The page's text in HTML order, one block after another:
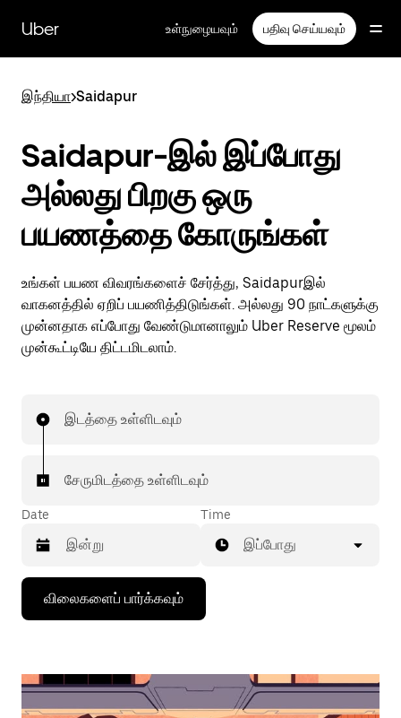
பக்கத்திற்குச்
செல்லவும்
Uber உள்நுழையவும் பதிவு செய்யவும்
இந்தியா>Saidapur
Saidapur-இல் இப்போது
அல்லது பிறகு ஒரு
பயணத்தை கோருங்கள்
உங்கள் பயண விவரங்களைச் சேர்த்து, Saidapurஇல்
வாகனத்தில் ஏறிப் பயணித்திடுங்கள். அல்லது 90 நாட்களுக்கு
முன்னதாக எப்போது வேண்டுமானாலும் Uber Reserve மூலம்
முன்கூட்டியே திட்டமிடலாம்.
இடத்தை உள்ளிடவும்
சேருமிடத்தை உள்ளிடவும்
Date
கீழ்நோக்கிய
அம்புக்குறியை
அழுத்தி
தேர்ந்தெடுக்கவும்.
Time
இப்போது
விலைகளைப் பார்க்கவும்